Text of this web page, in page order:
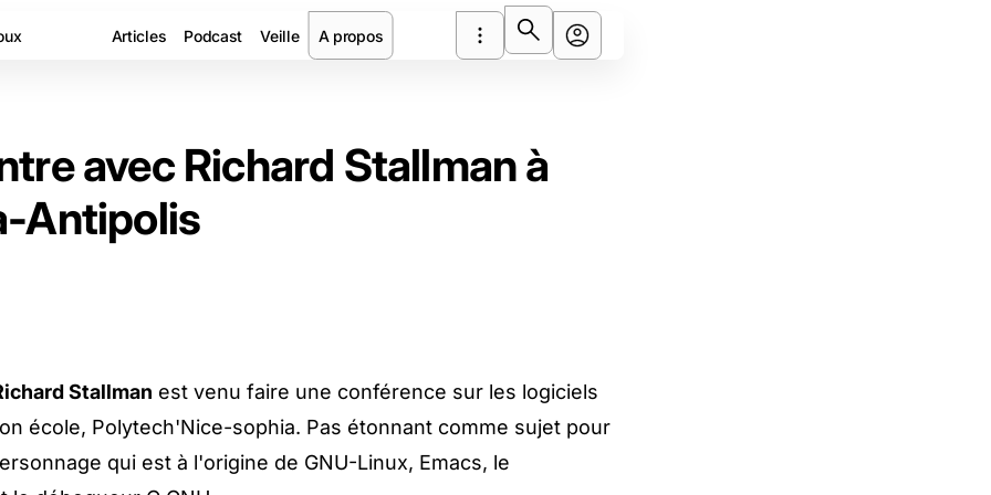
Articles Podcast Veille A propos
avec Richard Stallman à
Antipolis
Stallman est venu faire une conférence sur les logiciels
école, Polytech'Nice-sophia. Pas étonnant comme sujet pour
qui est à l'origine de GNU-Linux, Emacs, le